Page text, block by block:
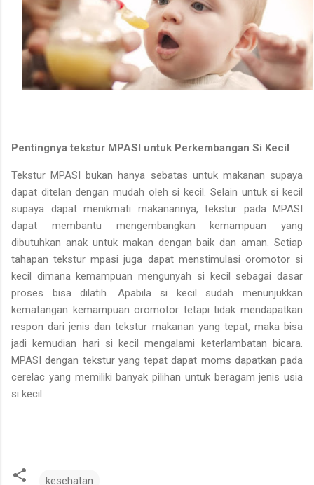
Pentingnya tekstur MPASI untuk Perkembangan Si Kecil
Tekstur MPASI bukan hanya sebatas untuk makanan supaya
dapat ditelan dengan mudah oleh si kecil. Selain untuk si kecil
supaya dapat menikmati makanannya, tekstur pada MPASI
dapat membantu mengembangkan kemampuan yang
dibutuhkan anak untuk makan dengan baik dan aman. Setiap
tahapan tekstur mpasi juga dapat menstimulasi oromotor si
kecil dimana kemampuan mengunyah si kecil sebagai dasar
proses bisa dilatih. Apabila si kecil sudah menunjukkan
kematangan kemampuan oromotor tetapi tidak mendapatkan
respon dari jenis dan tekstur makanan yang tepat, maka bisa
jadi kemudian hari si kecil mengalami keterlambatan bicara.
MPASI dengan tekstur yang tepat dapat moms dapatkan pada
cerelac yang memiliki banyak pilihan untuk beragam jenis usia
si kecil.
kesehatan